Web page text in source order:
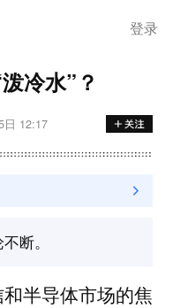
登录
冷水”？
日 12:17
断。
半导体市场的焦